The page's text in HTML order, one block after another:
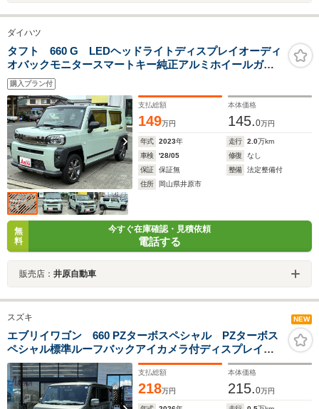
ダイハツ
タフト 660 G LEDヘッドライトディスプレイオーディ
オバックモニタースマートキー純正アルミホイールガラ
スルーフ
購入プラン付
支払総額
149万円
本体価格
145.0万円
年式 2023年 走行 2.0万km
車検
'28/05 修復
なし
保証
保証無 整備
法定整備付
住所
岡山県井原市
無
料
今すぐ在庫確認・見積依頼
電話する
販売店： 井原自動車
スズキ NEW
エブリイワゴン 660 PZターボスペシャル PZターボス
ペシャル標準ルーフバックアイカメラ付ディスプレイオ
ーディオ
支払総額
218万円
本体価格
215.0万円